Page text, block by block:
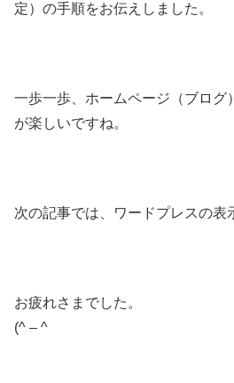
定）の手順をお伝えしました。
一歩一歩、ホームページ（ブログ
が楽しいですね。
次の記事では、ワードプレスの表
お疲れさまでした。
(^ – ^